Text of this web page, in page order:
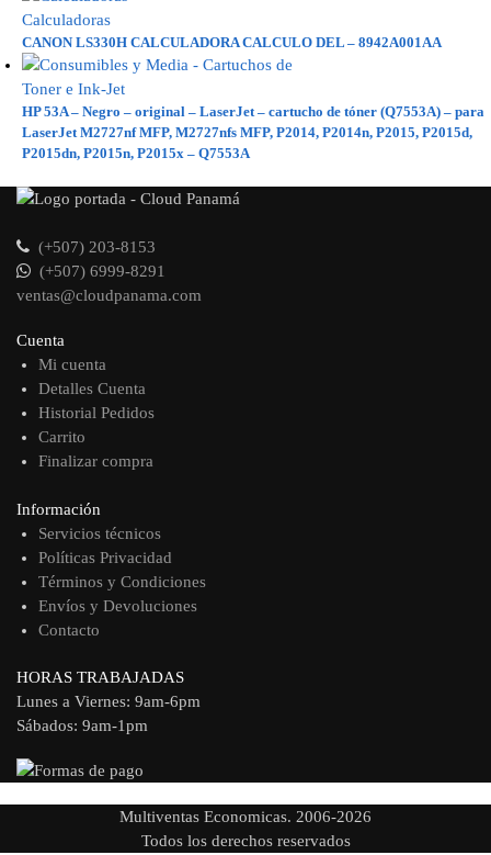
CANON LS330H CALCULADORA CALCULO DEL – 8942A001AA
HP 53A – Negro – original – LaserJet – cartucho de tóner (Q7553A) – para
LaserJet M2727nf MFP, M2727nfs MFP, P2014, P2014n, P2015, P2015d,
P2015dn, P2015n, P2015x – Q7553A
(+507) 203-8153
(+507) 6999-8291
ventas@cloudpanama.com
Cuenta
Mi cuenta
Detalles Cuenta
Historial Pedidos
Carrito
Finalizar compra
Información
Servicios técnicos
Políticas Privacidad
Términos y Condiciones
Envíos y Devoluciones
Contacto
HORAS TRABAJADAS
Lunes a Viernes: 9am-6pm
Sábados: 9am-1pm
Multiventas Economicas. 2006-2026
Todos los derechos reservados